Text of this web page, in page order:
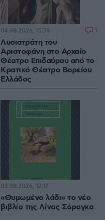
Λυσιστράτη του
Αριστοφάνη στο Αρχαίο
Θέατρο Επιδαύρου από το
Κρατικό Θέατρο Βορείου
Ελλάδος
04.08.2026, 15:39 1
«Θυμωμένο λάδι» το νέο
βιβλίο της Λίνας Σόρογκα
03.08.2026, 12:17